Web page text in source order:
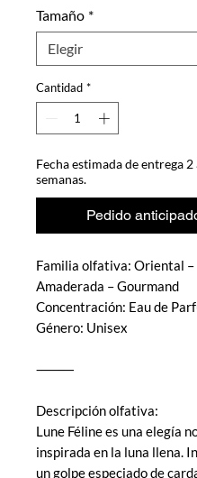
Tamaño *
Cantidad *
Fecha estimada de entrega 2
semanas.
Pedido
Familia olfativa: Oriental –
Amaderada – Gourmand
Concentración: Eau de
Género: Unisex
⸻
Descripción olfativa:
Lune Féline es una elegía
inspirada en la luna llena.
un golpe especiado de